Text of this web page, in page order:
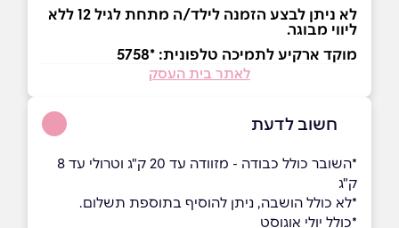
לא ניתן לבצע הזמנה לילד/ה מתחת לגיל 12 ללא
ליווי מבוגר.
מוקד ארקיע לתמיכה טלפונית: *5758
לאתר בית העסק
חשוב לדעת
*השובר כולל כבודה - מזוודה עד 20 ק"ג וטרולי עד 8
ק"ג
*לא כולל הושבה, ניתן להוסיף בתוספת תשלום.
*כולל יולי אוגוסט